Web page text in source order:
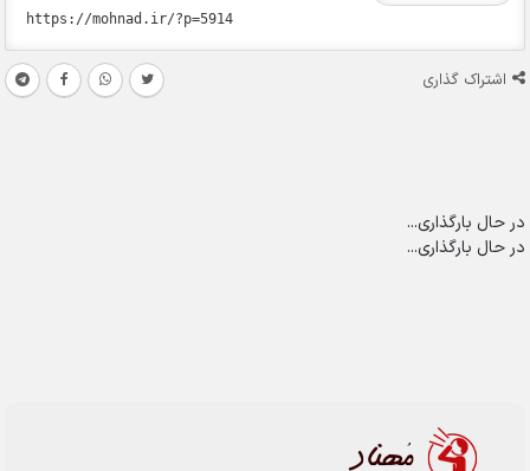
اشتراک گذاری
در حال بارگذاری...
در حال بارگذاری...